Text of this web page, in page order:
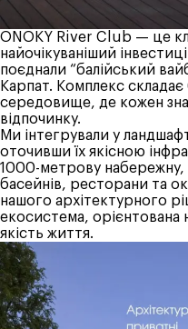
ONOKY River Club — це
найочікуваніший
поєднали “балійський
Карпат. Комплекс
середовище, де кожен
відпочинку.
Ми інтегрували у
оточивши їх якісною
1000-метрову набережну,
басейнів, ресторани та
нашого архітектурного
екосистема, орієнтована
якість життя.